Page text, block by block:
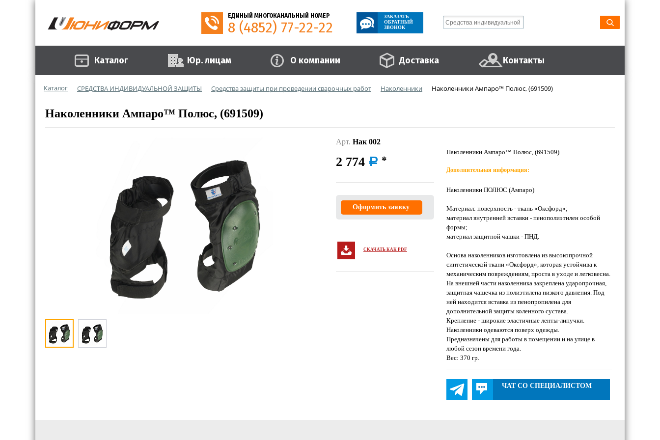
ЕДИНЫЙ МНОГОКАНАЛЬНЫЙ НОМЕР
8 (4852) 77-22-22
ЗАКАЗАТЬ
ОБРАТНЫЙ
ЗВОНОК
Каталог Юр. лицам О компании Доставка Контакты
Каталог СРЕДСТВА ИНДИВИДУАЛЬНОЙ ЗАЩИТЫ Средства защиты при проведении сварочных работ Наколенники Наколенники Ампаро™ Полюс, (691509)
Наколенники Ампаро™ Полюс, (691509)
Арт. Нак 002
2 774 a
Оформить заявку
СКАЧАТЬ КАК PDF
Наколенники Ампаро™ Полюс, (691509)
Дополнительная информация:
Наколенники ПОЛЮС (Ампаро)
Материал: поверхность - ткань «Оксфорд»;
материал внутренней вставки - пенополиэтилен особой
формы;
материал защитной чашки - ПНД.
Основа наколенников изготовлена из высокопрочной
синтетической ткани «Оксфорд», которая устойчива к
механическим повреждениям, проста в уходе и легковесна.
На внешней части наколенника закреплена ударопрочная,
защитная чашечка из полиэтилена низкого давления. Под
ней находится вставка из пенопропилена для
дополнительной защиты коленного сустава.
Крепление - широкие эластичные ленты-липучки.
Наколенники одеваются поверх одежды.
Предназначены для работы в помещении и на улице в
любой сезон времени года.
Вес: 370 гр.
ЧАТ СО СПЕЦИАЛИСТОМ